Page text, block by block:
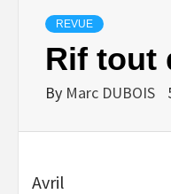
REVUE
Rif tout
By Marc DUBOIS
Avril